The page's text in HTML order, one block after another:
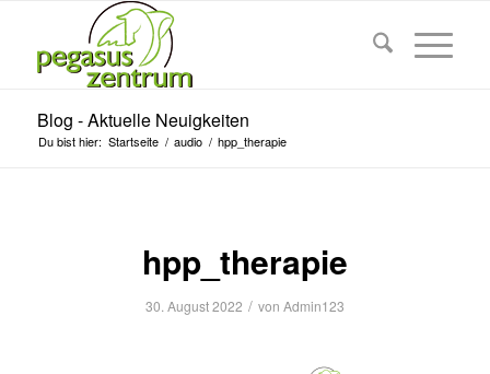
Blog - Aktuelle Neuigkeiten
Du bist hier: Startseite / audio / hpp_therapie
hpp_therapie
30. August 2022 / von Admin123